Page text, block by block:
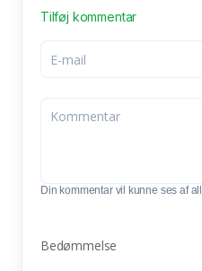
Tilføj kommentar
Din kommentar vil kunne ses af
Bedømmelse